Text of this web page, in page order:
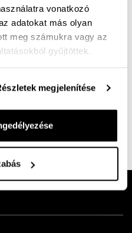
vonatkozó
adatokat más olyan
meg számukra vagy az
gyűjtöttek.
megjelenítése
25 000 Ft felett
kényelmi talpbetét.